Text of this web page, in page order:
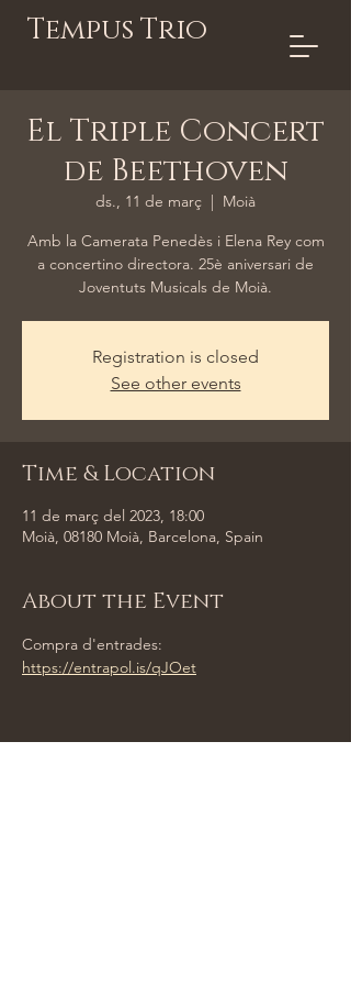
Tempus Trio
El Triple Concert
de Beethoven
ds., 11 de març
  |
Moià
Amb la Camerata Penedès i Elena Rey com
a concertino directora. 25è aniversari de
Joventuts Musicals de Moià.
Registration is closed
See other events
Time & Location
11 de març del 2023, 18:00
Moià, 08180 Moià, Barcelona, Spain
About the Event
Compra d'entrades:
https://entrapol.is/qJOet